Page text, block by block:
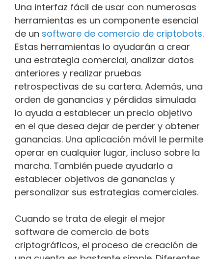
Una interfaz fácil de usar con numerosas
herramientas es un componente esencial
de un software de comercio de criptobots.
Estas herramientas lo ayudarán a crear
una estrategia comercial, analizar datos
anteriores y realizar pruebas
retrospectivas de su cartera. Además, una
orden de ganancias y pérdidas simulada
lo ayuda a establecer un precio objetivo
en el que desea dejar de perder y obtener
ganancias. Una aplicación móvil le permite
operar en cualquier lugar, incluso sobre la
marcha. También puede ayudarlo a
establecer objetivos de ganancias y
personalizar sus estrategias comerciales.
Cuando se trata de elegir el mejor
software de comercio de bots
criptográficos, el proceso de creación de